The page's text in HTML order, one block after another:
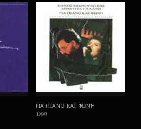
ΓΙΑ ΠΙΑΝΟ ΚΑΙ ΦΩΝΗ
1990